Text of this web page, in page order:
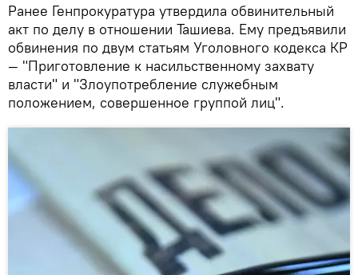
Ранее Генпрокуратура утвердила обвинительный
акт по делу в отношении Ташиева. Ему предъявили
обвинения по двум статьям Уголовного кодекса КР
— "Приготовление к насильственному захвату
власти" и "Злоупотребление служебным
положением, совершенное группой лиц".